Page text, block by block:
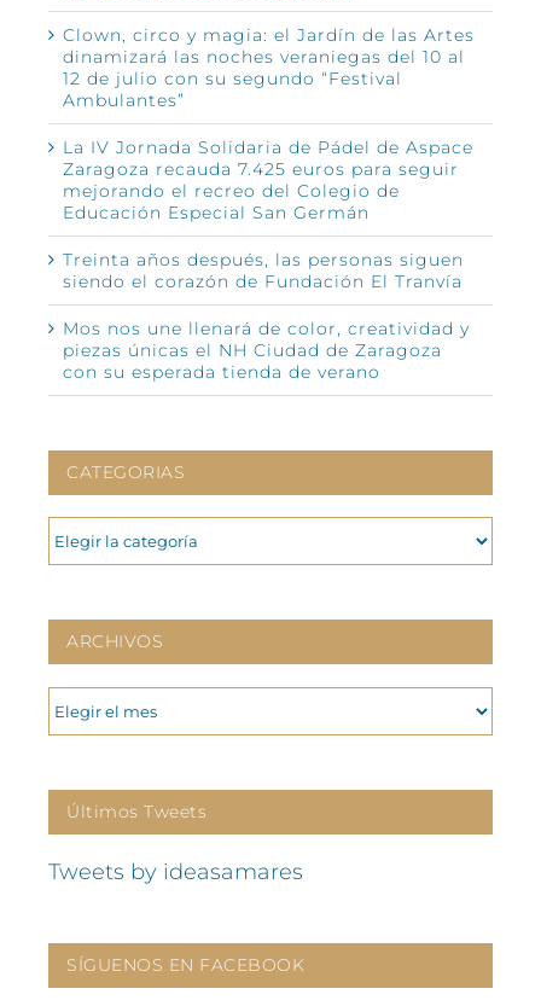
Clown, circo y magia: el Jardín de las Artes
dinamizará las noches veraniegas del 10 al
12 de julio con su segundo “Festival
Ambulantes”
La IV Jornada Solidaria de Pádel de Aspace
Zaragoza recauda 7.425 euros para seguir
mejorando el recreo del Colegio de
Educación Especial San Germán
Treinta años después, las personas siguen
siendo el corazón de Fundación El Tranvía
Mos nos une llenará de color, creatividad y
piezas únicas el NH Ciudad de Zaragoza
con su esperada tienda de verano
CATEGORIAS
CATEGORIAS
ARCHIVOS
ARCHIVOS
Últimos Tweets
Tweets by ideasamares
SÍGUENOS EN FACEBOOK